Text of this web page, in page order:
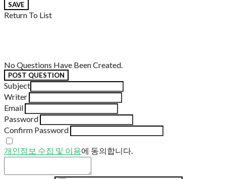
SAVE
Return To List
No Questions Have Been Created.
POST QUESTION
Subject
Writer
Email
Password
Confirm Password
개인정보 수집 및 이용에 동의합니다.